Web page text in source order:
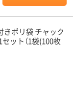
きポリ袋 チャック
セット（1袋(100枚